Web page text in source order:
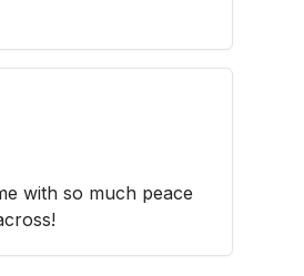
with so much peace